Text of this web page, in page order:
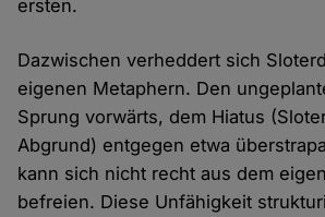
ersten.
Dazwischen verheddert sich
eigenen Metaphern. Den
Sprung vorwärts, dem Hiatus
Abgrund) entgegen etwa
kann sich nicht recht aus dem
befreien. Diese Unfähigkeit